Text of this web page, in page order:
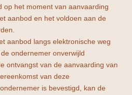
op het moment van aanvaarding
aanbod en het voldoen aan de
aanbod langs elektronische weg
ondernemer onverwijld
ontvangst van de aanvaarding van
van deze
is bevestigd, kan de